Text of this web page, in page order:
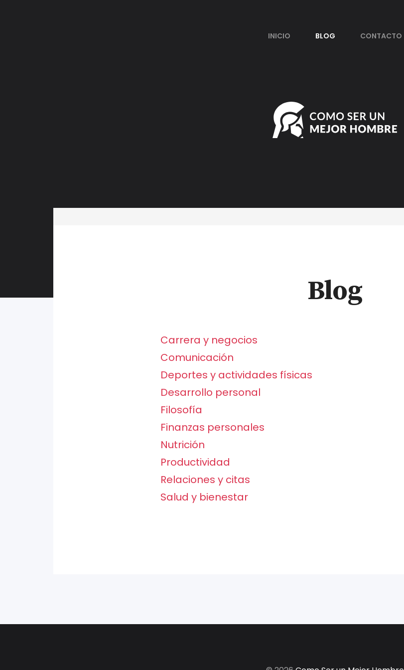
INICIO BLOG CONTACTO
Blog
Carrera y negocios
Comunicación
Deportes y actividades físicas
Desarrollo personal
Filosofía
Finanzas personales
Nutrición
Productividad
Relaciones y citas
Salud y bienestar